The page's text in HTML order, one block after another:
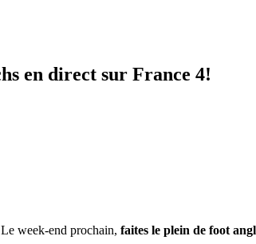
en direct sur France 4!
Le week-end prochain, faites le plein de foot